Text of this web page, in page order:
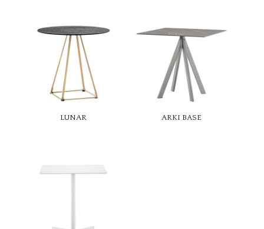
LUNAR ARKI BASE